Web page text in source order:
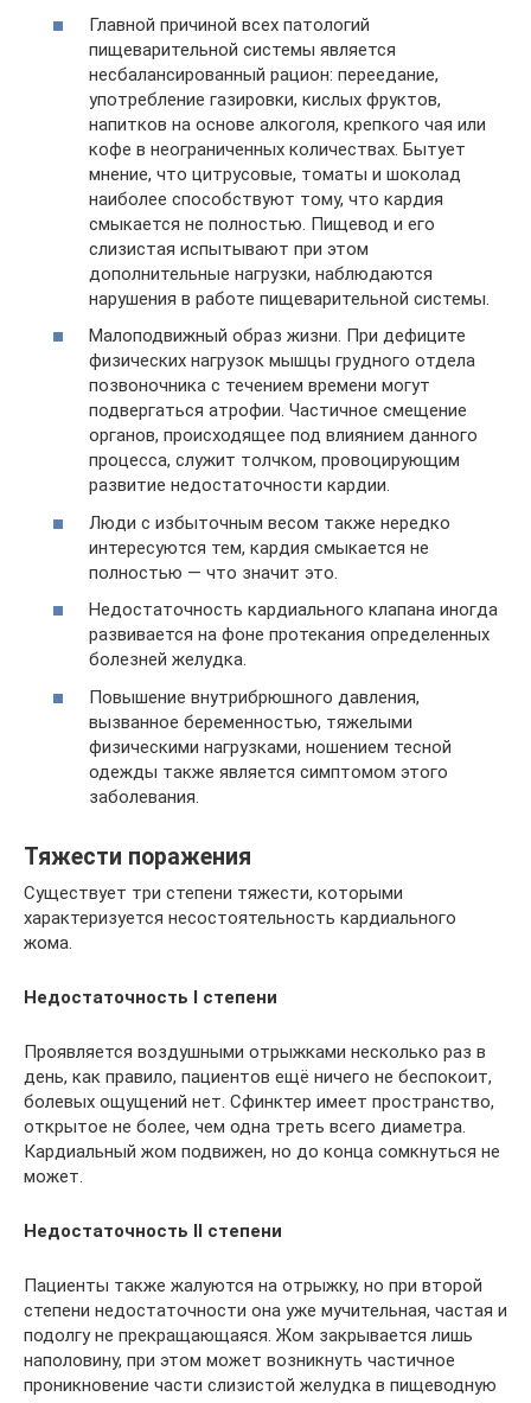
Главной причиной всех патологий
пищеварительной системы является
несбалансированный рацион: переедание,
употребление газировки, кислых фруктов,
напитков на основе алкоголя, крепкого чая или
кофе в неограниченных количествах. Бытует
мнение, что цитрусовые, томаты и шоколад
наиболее способствуют тому, что кардия
смыкается не полностью. Пищевод и его
слизистая испытывают при этом
дополнительные нагрузки, наблюдаются
нарушения в работе пищеварительной системы.
Малоподвижный образ жизни. При дефиците
физических нагрузок мышцы грудного отдела
позвоночника с течением времени могут
подвергаться атрофии. Частичное смещение
органов, происходящее под влиянием данного
процесса, служит толчком, провоцирующим
развитие недостаточности кардии.
Люди с избыточным весом также нередко
интересуются тем, кардия смыкается не
полностью — что значит это.
Недостаточность кардиального клапана иногда
развивается на фоне протекания определенных
болезней желудка.
Повышение внутрибрюшного давления,
вызванное беременностью, тяжелыми
физическими нагрузками, ношением тесной
одежды также является симптомом этого
заболевания.
Тяжести поражения
Существует три степени тяжести, которыми
характеризуется несостоятельность кардиального
жома.
Недостаточность I степени
Проявляется воздушными отрыжками несколько раз в
день, как правило, пациентов ещё ничего не беспокоит,
болевых ощущений нет. Сфинктер имеет пространство,
открытое не более, чем одна треть всего диаметра.
Кардиальный жом подвижен, но до конца сомкнуться не
может.
Недостаточность II степени
Пациенты также жалуются на отрыжку, но при второй
степени недостаточности она уже мучительная, частая и
подолгу не прекращающаяся. Жом закрывается лишь
наполовину, при этом может возникнуть частичное
проникновение части слизистой желудка в пищеводную